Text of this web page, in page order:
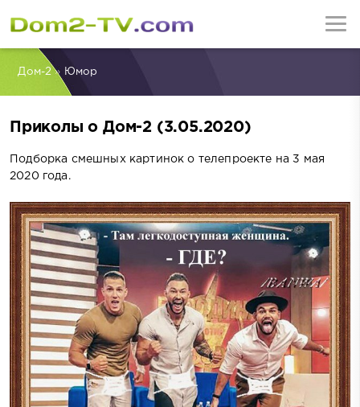
Дом-2» Юмор
Приколы о Дом-2 (3.05.2020)
Подборка смешных картинок о телепроекте на 3 мая
2020 года.